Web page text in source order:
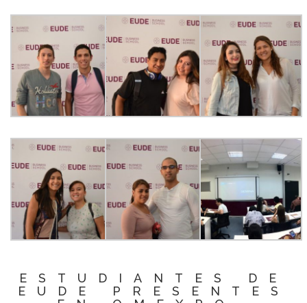
ESTUDIANTES DE
EUDE PRESENTES